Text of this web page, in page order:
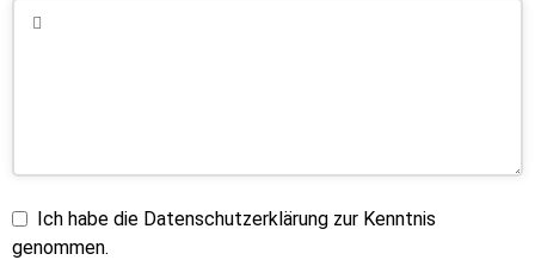
Ich habe die Datenschutzerklärung zur Kenntnis
genommen.